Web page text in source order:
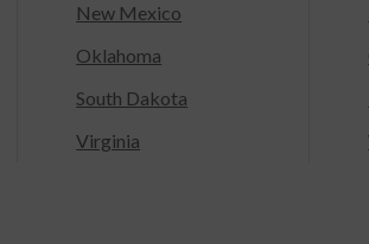
New Mexico
Oklahoma
South Dakota
Virginia